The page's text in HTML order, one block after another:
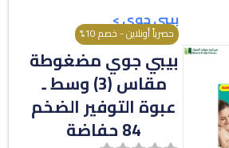
بيبي جوي>
حصرياً أونلاين - خصم 10%
بيبي جوي مضغوطة
مقاس (3) وسط ـ
عبوة التوفير الضخم